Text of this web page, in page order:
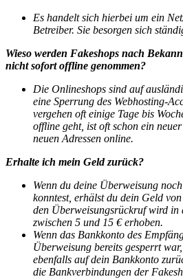
Es handelt sich hierbei um ein
Betreiber. Sie besorgen sich
Wieso werden Fakeshops nach
nicht sofort offline genommen?
Die Onlineshops sind auf
eine Sperrung des Webhosting-
vergehen oft einige Tage bis
offline geht, ist oft schon ein
neuen Adressen online.
Erhalte ich mein Geld zurück?
Wenn du deine Überweisung
konntest, erhälst du dein Geld
den Überweisungsrückruf wird in
zwischen 5 und 15 € erhoben.
Wenn das Bankkonto des
Überweisung bereits gesperrt
ebenfalls auf dein Bankkonto
die Bankverbindungen der